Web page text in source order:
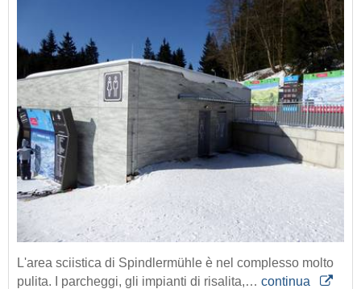
L'area sciistica di Spindlermühle è nel complesso molto
pulita. I parcheggi, gli impianti di risalita,… continua